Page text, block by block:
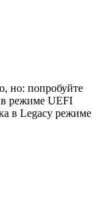
но: попробуйте
в режиме UEFI
в Legacy режиме